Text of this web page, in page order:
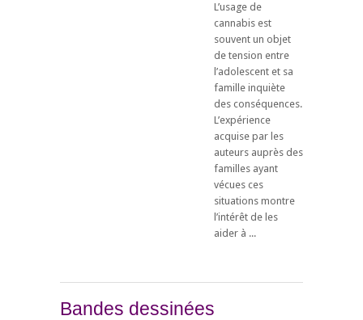
L’usage de
cannabis est
souvent un objet
de tension entre
l’adolescent et sa
famille inquiète
des conséquences.
L’expérience
acquise par les
auteurs auprès des
familles ayant
vécues ces
situations montre
l’intérêt de les
aider à ...
Bandes dessinées